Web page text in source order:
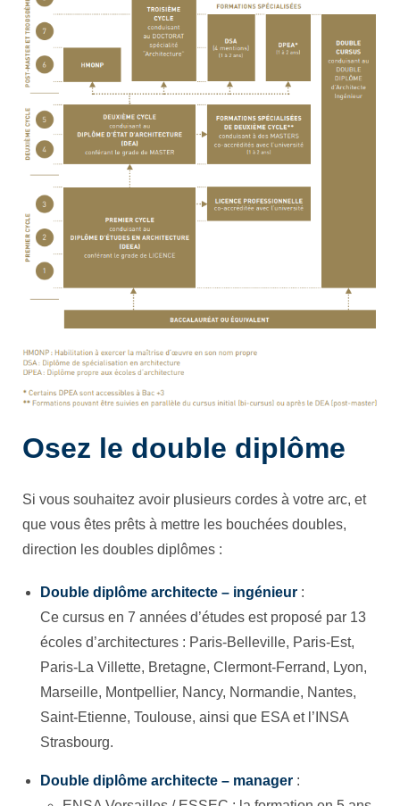
Osez le double diplôme
Si vous souhaitez avoir plusieurs cordes à votre arc, et
que vous êtes prêts à mettre les bouchées doubles,
direction les doubles diplômes :
Double diplôme architecte – ingénieur :
Ce cursus en 7 années d’études est proposé par 13
écoles d’architectures : Paris-Belleville, Paris-Est,
Paris-La Villette, Bretagne, Clermont-Ferrand, Lyon,
Marseille, Montpellier, Nancy, Normandie, Nantes,
Saint-Etienne, Toulouse, ainsi que ESA et l’INSA
Strasbourg.
Double diplôme architecte – manager :